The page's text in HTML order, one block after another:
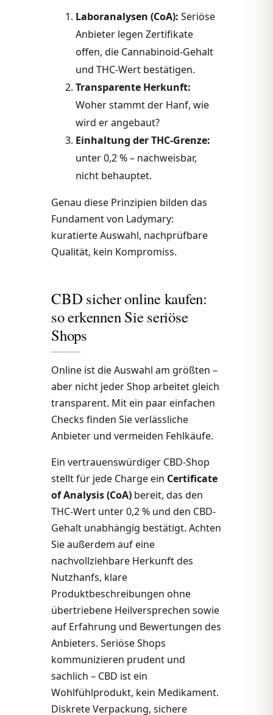
Laboranalysen (CoA): Seriöse
Anbieter legen Zertifikate
offen, die Cannabinoid-Gehalt
und THC-Wert bestätigen.
Transparente Herkunft:
Woher stammt der Hanf, wie
wird er angebaut?
Einhaltung der THC-Grenze:
unter 0,2 % – nachweisbar,
nicht behauptet.
Genau diese Prinzipien bilden das
Fundament von Ladymary:
kuratierte Auswahl, nachprüfbare
Qualität, kein Kompromiss.
CBD sicher online kaufen:
so erkennen Sie seriöse
Shops
Online ist die Auswahl am größten –
aber nicht jeder Shop arbeitet gleich
transparent. Mit ein paar einfachen
Checks finden Sie verlässliche
Anbieter und vermeiden Fehlkäufe.
Ein vertrauenswürdiger CBD-Shop
stellt für jede Charge ein Certificate
of Analysis (CoA) bereit, das den
THC-Wert unter 0,2 % und den CBD-
Gehalt unabhängig bestätigt. Achten
Sie außerdem auf eine
nachvollziehbare Herkunft des
Nutzhanfs, klare
Produktbeschreibungen ohne
übertriebene Heilversprechen sowie
auf Erfahrung und Bewertungen des
Anbieters. Seriöse Shops
kommunizieren prudent und
sachlich – CBD ist ein
Wohlfühlprodukt, kein Medikament.
Diskrete Verpackung, sichere